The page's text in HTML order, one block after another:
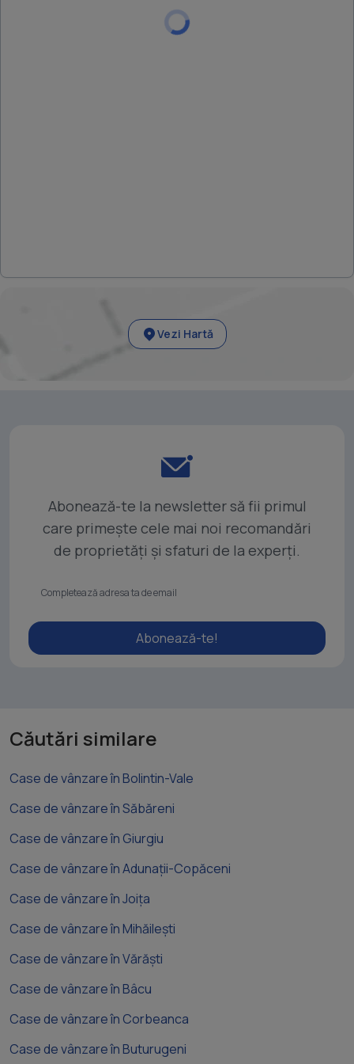
Vezi Hartă
Abonează-te la newsletter să fii primul
care primește cele mai noi recomandări
de proprietăți și sfaturi de la experți.
Abonează-te!
Căutări similare
Case de vânzare în Bolintin-Vale
Case de vânzare în Săbăreni
Case de vânzare în Giurgiu
Case de vânzare în Adunații-Copăceni
Case de vânzare în Joița
Case de vânzare în Mihăilești
Case de vânzare în Vărăști
Case de vânzare în Bâcu
Case de vânzare în Corbeanca
Case de vânzare în Buturugeni